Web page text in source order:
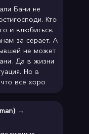
Бани не
Кто
и влюбиться.
за серает. А
не может
Да в жизни
Но в
всё хоро
→